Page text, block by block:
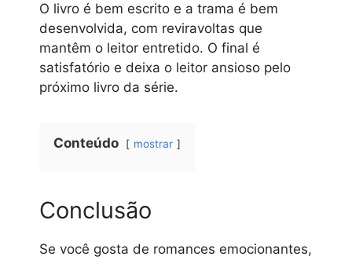
O livro é bem escrito e a trama é bem
desenvolvida, com reviravoltas que
mantêm o leitor entretido. O final é
satisfatório e deixa o leitor ansioso pelo
próximo livro da série.
Conteúdo mostrar
Conclusão
Se você gosta de romances emocionantes,